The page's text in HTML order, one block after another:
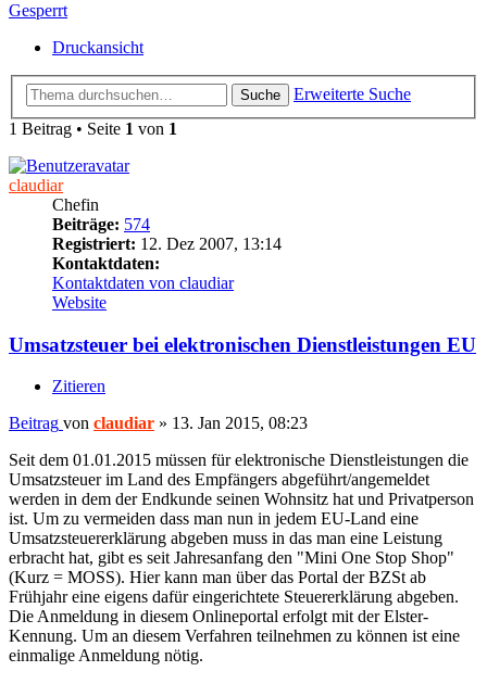
Gesperrt
Druckansicht
Suche
Erweiterte Suche
1 Beitrag • Seite 1 von 1
claudiar
Chefin
Beiträge: 574
Registriert: 12. Dez 2007, 13:14
Kontaktdaten:
Kontaktdaten von claudiar
Website
Umsatzsteuer bei elektronischen Dienstleistungen EU
Zitieren
Beitrag von claudiar » 13. Jan 2015, 08:23
Seit dem 01.01.2015 müssen für elektronische Dienstleistungen die
Umsatzsteuer im Land des Empfängers abgeführt/angemeldet
werden in dem der Endkunde seinen Wohnsitz hat und Privatperson
ist. Um zu vermeiden dass man nun in jedem EU-Land eine
Umsatzsteuererklärung abgeben muss in das man eine Leistung
erbracht hat, gibt es seit Jahresanfang den "Mini One Stop Shop"
(Kurz = MOSS). Hier kann man über das Portal der BZSt ab
Frühjahr eine eigens dafür eingerichtete Steuererklärung abgeben.
Die Anmeldung in diesem Onlineportal erfolgt mit der Elster-
Kennung. Um an diesem Verfahren teilnehmen zu können ist eine
einmalige Anmeldung nötig.